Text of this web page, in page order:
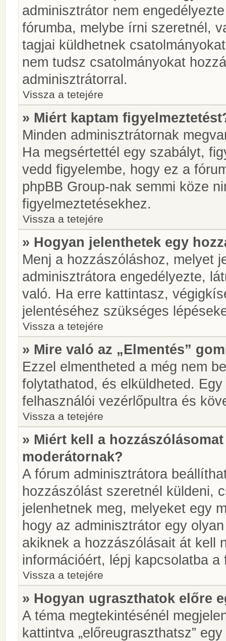
adminisztrátor nem
fórumba, melybe írni szeretnél,
tagjai küldhetnek
nem tudsz csatolmányokat
adminisztrátorral.
Vissza a tetejére
» Miért kaptam
Minden adminisztrátornak
Ha megsértettél egy szabályt,
vedd figyelembe, hogy ez a
phpBB Group-nak semmi köze
figyelmeztetésekhez.
Vissza a tetejére
» Hogyan jelenthetek egy
Menj a hozzászóláshoz, melyet
adminisztrátora engedélyezte,
való. Ha erre kattintasz,
jelentéséhez szükséges
Vissza a tetejére
» Mire való az „Elmentés”
Ezzel elmentheted a még nem
folytathatod, és elküldheted.
felhasználói vezérlőpultra és
Vissza a tetejére
» Miért kell a
moderátornak?
A fórum adminisztrátora
hozzászólást szeretnél küldeni,
jelenhetnek meg, melyeket egy
hogy az adminisztrátor egy
akiknek a hozzászólásait át kell
információért, lépj kapcsolatba
Vissza a tetejére
» Hogyan ugraszthatok előre
A téma megtekintésénél
kattintva „előreugraszthatsz”